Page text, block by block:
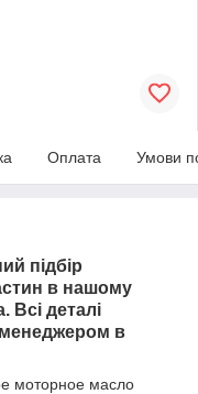
Оплата Умови
підбір
в нашому
Всі деталі
в
моторное масло